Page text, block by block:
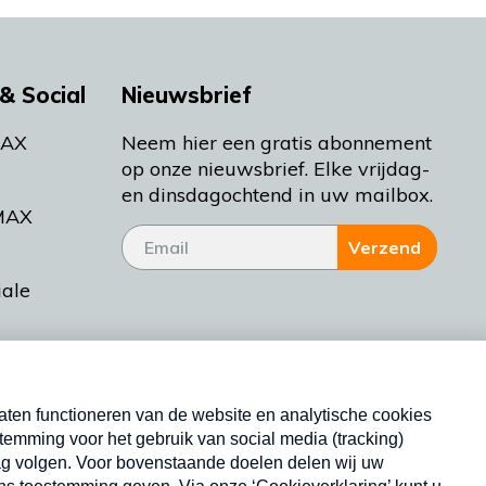
Social
Bakt
Nieuwsbrief
Neem hier een gratis abonnement
op onze nieuwsbrief. Elke vrijdag-
en dinsdagochtend in uw mailbox.
Verzend
Nieuwsbrief
Neem hier een gratis abonnement op onze